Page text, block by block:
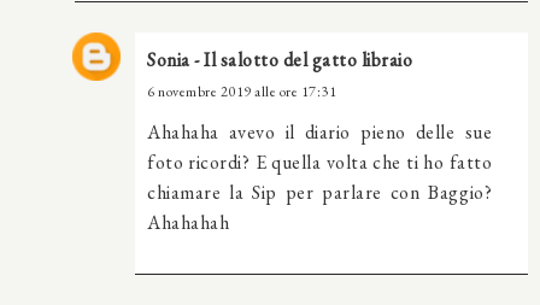
Sonia - Il salotto del gatto libraio
6 novembre 2019 alle ore 17:31
Ahahaha avevo il diario pieno delle sue
foto ricordi? E quella volta che ti ho fatto
chiamare la Sip per parlare con Baggio?
Ahahahah